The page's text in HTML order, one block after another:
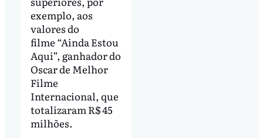
exemplo, aos
valores do
filme “Ainda Estou
Aqui”, ganhador do
Oscar de Melhor
Filme
Internacional, que
totalizaram R$ 45
milhões.